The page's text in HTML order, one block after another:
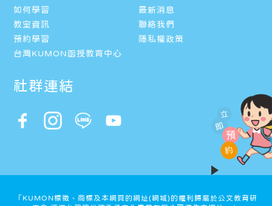
立
即
預
約
如何學習
最新消息
教室資訊
聯絡我們
預約學習
隱私權政策
台灣KUMON函授教育中心
社群連結
「KUMON標徵、商標及本網頁的網址(網域)的權利歸屬於公文教育研